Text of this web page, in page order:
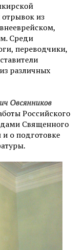
из
Среди
переводчики,
различных
Овсянников
Российского
Священного
о подготовке